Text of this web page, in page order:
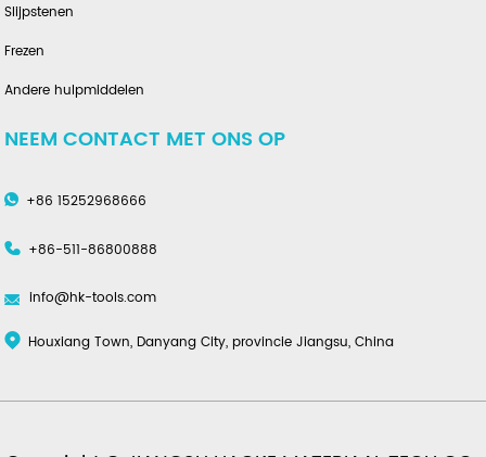
Slijpstenen
Frezen
Andere hulpmiddelen
NEEM CONTACT MET ONS OP
+86 15252968666
+86-511-86800888
info@hk-tools.com
Houxiang Town, Danyang City, provincie Jiangsu, China